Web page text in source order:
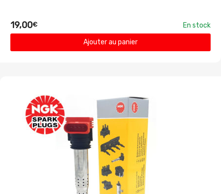
19,00€
En stock
Ajouter au panier